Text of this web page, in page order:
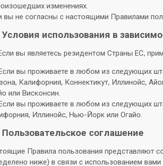
изменениях.
вы не согласны с настоящими Правилами
Условия использования в
вы являетесь резидентом Страны ЕС,
вы проживаете в любом из следующих
Калифорния, Коннектикут, Иллинойс,
или Висконсин.
вы проживаете в любом из следующих
Иллинойс, Нью-Йорк или Огайо.
Пользовательское соглашение
Правила пользования представляют
ниже) в связи с использованием